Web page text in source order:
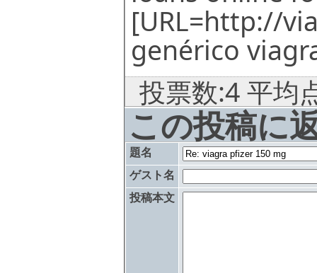
[URL=http://
genérico
投票数:4 平均
この投稿に
題名
ゲスト名
投稿本文